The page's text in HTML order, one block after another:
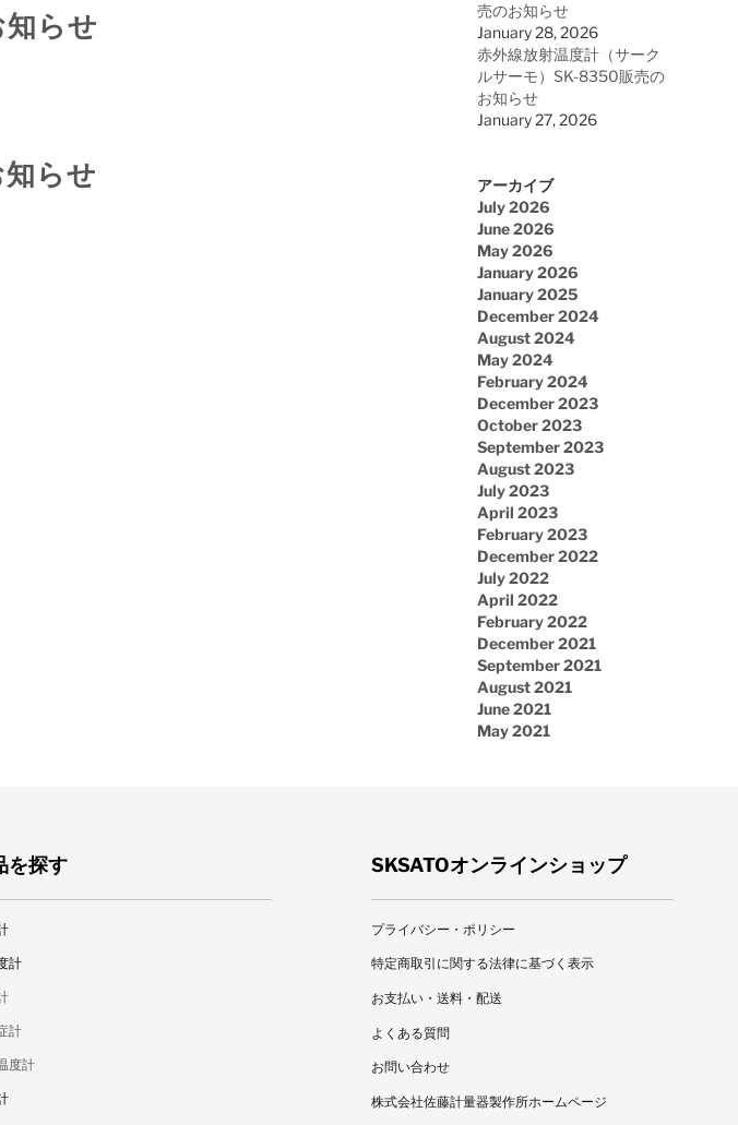
らせ
らせ
売のお知らせ
January 28, 2026
赤外線放射温度計（サーク
ルサーモ）SK-8350販売の
お知らせ
January 27, 2026
アーカイブ
July 2026
June 2026
May 2026
January 2026
January 2025
December 2024
August 2024
May 2024
February 2024
December 2023
October 2023
September 2023
August 2023
July 2023
April 2023
February 2023
December 2022
July 2022
April 2022
February 2022
December 2021
September 2021
August 2021
June 2021
May 2021
を探す
標準棒状温度計
バイメタル式温度計
隔測式温度計
計
乾湿計
計
度計
SKSATOオンラインショップ
プライバシー・ポリシー
特定商取引に関する法律に基づく表示
お支払い・送料・配送
よくある質問
お問い合わせ
株式会社佐藤計量器製作所ホームページ